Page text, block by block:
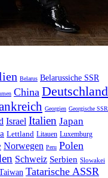
Belarus Belarussiche SSR
China Deutschland
Georgien Georgische SSR
Israel Italien Japan
Lettland Litauen Luxemburg
Norwegen Peru Polen
Schweiz Serbien Slowakei
Tatarische ASSR